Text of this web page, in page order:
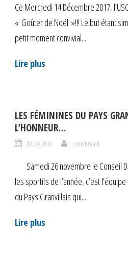
Ce Mercredi 14 Décembre 2017,
« Goûter de Noël »!!! Le but étant
petit moment convivial...
Lire plus
LES FÉMININES DU PAYS
L’HONNEUR…
08 Déc 2016 Louis Briand
Samedi 26 novembre le Conseil
les sportifs de l’année, c’est
du Pays Granvillais qui...
Lire plus